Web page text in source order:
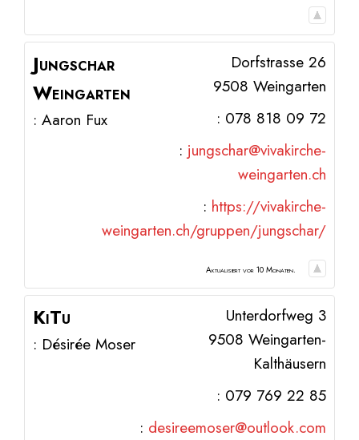
Jungschar
Weingarten
: Aaron Fux
Dorfstrasse 26
9508 Weingarten
: 078 818 09 72
: jungschar@vivakirche-
weingarten.ch
: https://vivakirche-
weingarten.ch/gruppen/jungschar/
Aktualisiert vor 10 Monaten.
KiTu
: Désirée Moser
Unterdorfweg 3
9508 Weingarten-
Kalthäusern
: 079 769 22 85
: desireemoser@outlook.com